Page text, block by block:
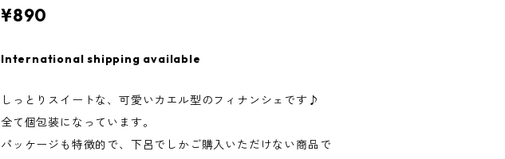
¥890
International shipping available
しっとりスイートな、可愛いカエル型のフィナンシェです♪
全て個包装になっています。
パッケージも特徴的で、下呂でしかご購入いただけない商品で